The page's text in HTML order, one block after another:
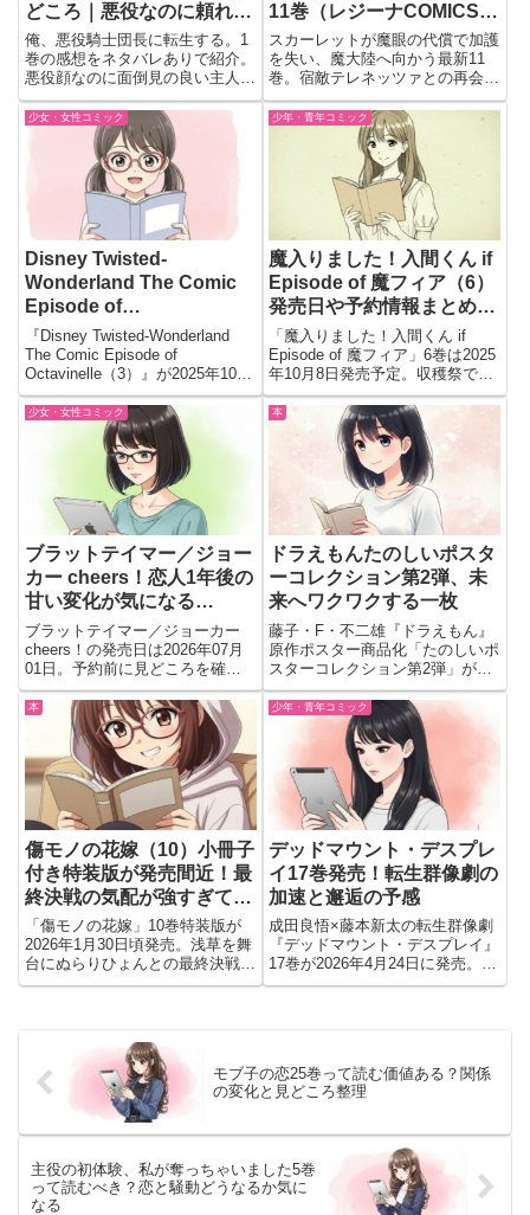
どころ｜悪役なのに頼れる
団長ぶりがクセになる
俺、悪役騎士団長に転生する。1
巻の感想をネタバレありで紹介。
悪役顔なのに面倒見の良い主人公
や部下との交流、笑える場面など
見どころを会話形式でまとめてい
11巻（レジーナCOMICS）
発売前レビュー｜スカーレ
ットの運命が大きく動きそ
うな最新巻に期待！
スカーレットが魔眼の代償で加護
を失い、魔大陸へ向かう最新11
巻。宿敵テレネッツァとの再会や
巨大魔物との激戦、謎の男の再登
場など見どころ満載の展開を詳し
少女・女性コミック
Disney Twisted-
Wonderland The Comic
Episode of
Octavinelle（3）（完） 発
売日・予約情報まとめ【G
ファンタジーコミックス】
『Disney Twisted-Wonderland
The Comic Episode of
Octavinelle（3）』が2025年10月
27日発売！枢やな×葉月わかな×
コヲノスミレによる深海の商人編
少年・青年コミック
魔入りました！入間くん if
Episode of 魔フィア（6）
発売日や予約情報まとめ！
収穫祭でイルマに新たな試
練が!?
「魔入りました！入間くん if
Episode of 魔フィア」6巻は2025
年10月8日発売予定。収穫祭でイ
ルマが来客をもてなし、アリス＆
クララが護衛に。発売日・予約情
少女・女性コミック
ブラットテイマー／ジョー
カー cheers！恋人1年後の
甘い変化が気になる…
ブラットテイマー／ジョーカー
cheers！の発売日は2026年07月
01日。予約前に見どころを確
認。交際一年後のレオとフロラの
関係変化やアフターケアの悩みが
描かれる続編として紹介。
本
ドラえもんたのしいポスタ
ーコレクション第2弾、未
来へワクワクする一枚
藤子・F・不二雄『ドラえもん』
原作ポスター商品化「たのしいポ
スターコレクション第2弾」が
2025年9月3日発売。タイムマシ
ンデザインのホログラム仕様。
本
傷モノの花嫁（10）小冊子
付き特装版が発売間近！最
終決戦の気配が強すぎて情
緒が追いつかない🌸🔥
「傷モノの花嫁」10巻特装版が
2026年1月30日頃発売。浅草を舞
台にぬらりひょんとの最終決戦が
開幕。描き下ろし32p小冊子で裏
少年・青年コミック
デッドマウント・デスプレ
イ17巻発売！転生群像劇の
加速と邂逅の予感
成田良悟×藤本新太の転生群像劇
『デッドマウント・デスプレイ』
17巻が2026年4月24日に発売。塀
の中の「雑貨殿」が動き、異世界
モブ子の恋25巻って読む価値ある？関係
の変化と見どころ整理
主役の初体験、私が奪っちゃいました5巻
って読むべき？恋と騒動どうなるか気に
なる